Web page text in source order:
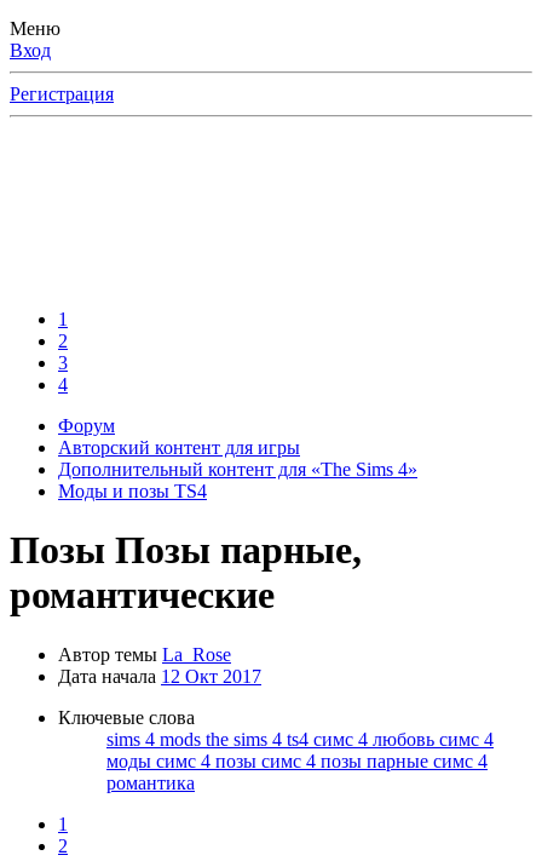
Меню
Вход
Регистрация
всю
в
с
1
2
3
4
Форум
Авторский контент для игры
Дополнительный контент для «The Sims 4»
Моды и позы TS4
Позы Позы парные,
романтические
Автор темы La_Rose
Дата начала 12 Окт 2017
Ключевые слова
sims 4 mods the sims 4 ts4 симс 4 любовь симс 4
моды симс 4 позы симс 4 позы парные симс 4
романтика
1
2